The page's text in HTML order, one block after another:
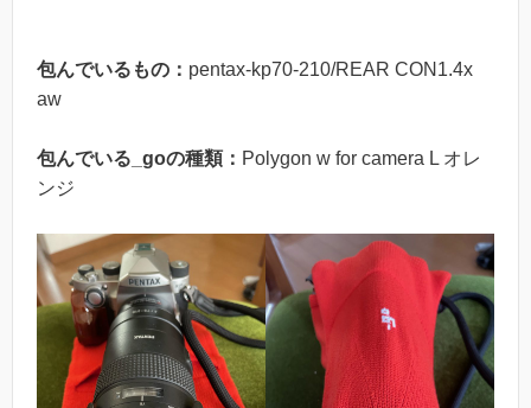
包んでいるもの： pentax-kp70-210/REAR CON1.4x
aw
包んでいる_goの種類： Polygon w for camera L オレ
ンジ